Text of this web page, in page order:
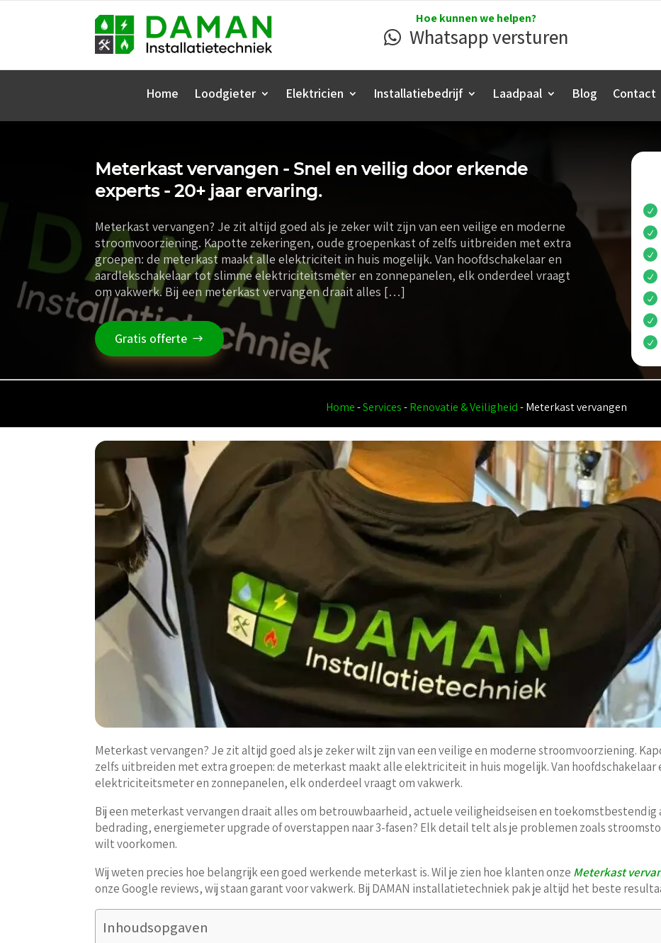
Hoe kunnen we helpen?
Whatsapp versturen
Home Loodgieter Elektricien Installatiebedrijf Laadpaal Blog Contact
Meterkast vervangen - Snel en veilig door erkende
experts - 20+ jaar ervaring.
Meterkast vervangen? Je zit altijd goed als je zeker wilt zijn van een veilige en moderne
stroomvoorziening. Kapotte zekeringen, oude groepenkast of zelfs uitbreiden met extra
groepen: de meterkast maakt alle elektriciteit in huis mogelijk. Van hoofdschakelaar en
aardlekschakelaar tot slimme elektriciteitsmeter en zonnepanelen, elk onderdeel vraagt
om vakwerk. Bij een meterkast vervangen draait alles […]
Gratis offerte
Home-Services-Renovatie & Veiligheid-Meterkast vervangen
Meterkast vervangen? Je zit altijd goed als je zeker wilt zijn van een veilige en moderne stroomvoorziening.
zelfs uitbreiden met extra groepen: de meterkast maakt alle elektriciteit in huis mogelijk. Van
elektriciteitsmeter en zonnepanelen, elk onderdeel vraagt om vakwerk.
Bij een meterkast vervangen draait alles om betrouwbaarheid, actuele veiligheidseisen en toekomstbestendig
bedrading, energiemeter upgrade of overstappen naar 3-fasen? Elk detail telt als je problemen zoals
wilt voorkomen.
Wij weten precies hoe belangrijk een goed werkende meterkast is. Wil je zien hoe klanten onze Meterkast
onze Google reviews, wij staan garant voor vakwerk. Bij DAMAN installatietechniek pak je altijd het beste
Inhoudsopgaven